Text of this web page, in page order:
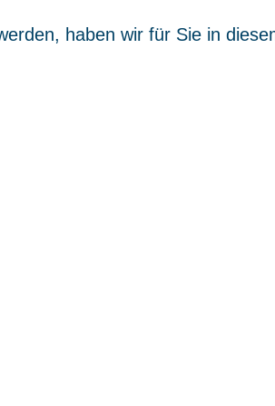
haben wir für Sie in